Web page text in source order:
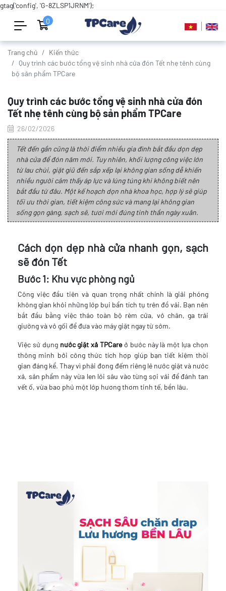
gtag('config', 'G-8ZLSP1JRNM');
0
Trang chủ
Kiến thức
Quy trình các bước tổng vệ sinh nhà cửa đón Tết nhẹ tênh cùng
bộ sản phẩm TPCare
Quy trình các bước tổng vệ sinh nhà cửa đón
Tết nhẹ tênh cùng bộ sản phẩm TPCare
26/02/2026
Tết đến gần cũng là thời điểm nhiều gia đình bắt đầu dọn dẹp
nhà cửa để đón năm mới. Tuy nhiên, khối lượng công việc lớn
từ lau chùi, giặt giũ đến sắp xếp lại không gian sống dễ khiến
nhiều người cảm thấy áp lực và lúng túng khi không biết nên
bắt đầu từ đâu. Một kế hoạch dọn nhà khoa học, hợp lý sẽ giúp
tối ưu thời gian, tiết kiệm công sức và mang lại không gian
sống gọn gàng, sạch sẽ, tươi mới đúng tinh thần ngày xuân.
Cách dọn dẹp nhà cửa nhanh gọn, sạch
sẽ đón Tết
Bước 1: Khu vực phòng ngủ
Công việc đầu tiên và quan trọng nhất chính là giải phóng
không gian khỏi những lớp bụi bẩn tích tụ trên đồ vải. Bạn nên
bắt đầu bằng việc tháo toàn bộ rèm cửa, vỏ chăn, ga trải
giường và vỏ gối để đưa vào máy giặt ngay từ sớm.
Việc sử dụng nước giặt xả TPCareở bước này là một lựa chọn
thông minh bởi công thức tích hợp giúp bạn tiết kiệm thời
gian đáng kể. Thay vì phải đong đếm riêng lẻ nước giặt và nước
xả, sản phẩm này vừa len lỏi sâu vào từng sợi vải để đánh tan
vết ố, vừa bao phủ một lớp hương thơm tinh tế, bền lâu.